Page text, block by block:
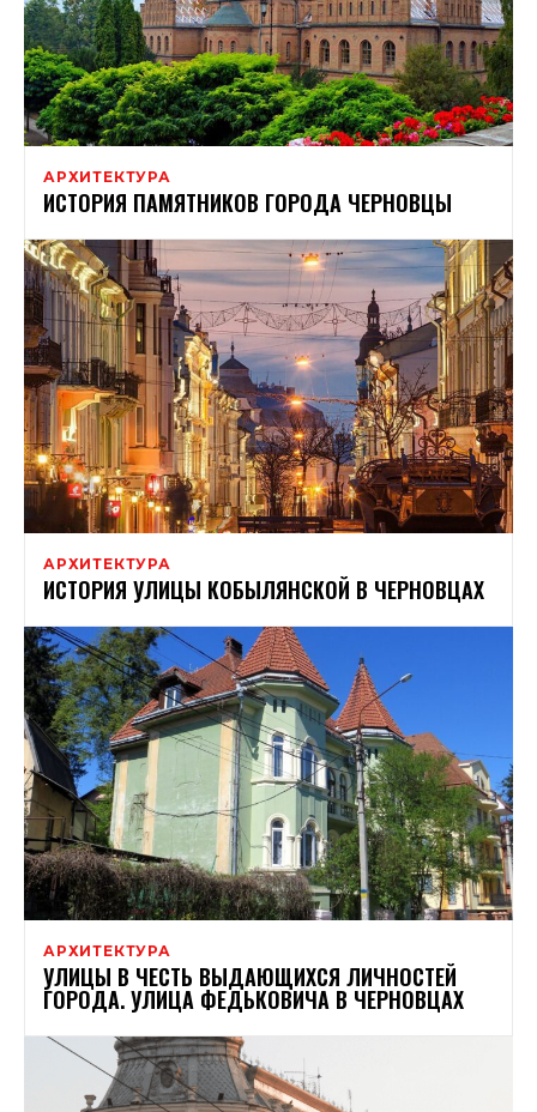
АРХИТЕКТУРА
ИСТОРИЯ ПАМЯТНИКОВ ГОРОДА ЧЕРНОВЦЫ
АРХИТЕКТУРА
ИСТОРИЯ УЛИЦЫ КОБЫЛЯНСКОЙ В ​​ЧЕРНОВЦАХ
АРХИТЕКТУРА
УЛИЦЫ В ЧЕСТЬ ВЫДАЮЩИХСЯ ЛИЧНОСТЕЙ
ГОРОДА. УЛИЦА ФЕДЬКОВИЧА В ЧЕРНОВЦАХ